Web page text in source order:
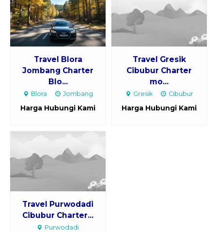
Travel Blora
Jombang Charter
Blo...
Blora Jombang
Harga Hubungi Kami
Travel Gresik
Cibubur Charter
mo...
Gresik Cibubur
Harga Hubungi Kami
Travel Purwodadi
Cibubur Charter...
Purwodadi